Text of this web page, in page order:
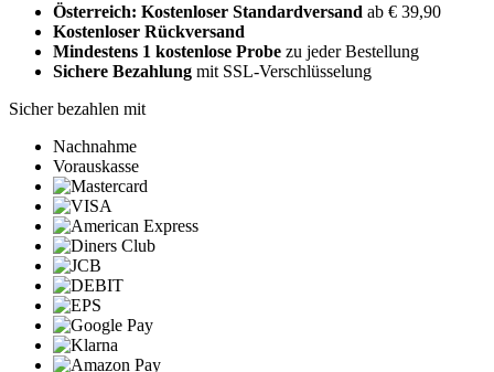
Österreich: Kostenloser Standardversand ab € 39,90
Kostenloser Rückversand
Mindestens 1 kostenlose Probe zu jeder Bestellung
Sichere Bezahlung mit SSL-Verschlüsselung
Sicher bezahlen mit
Nachnahme
Vorauskasse